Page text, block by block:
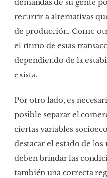
demandas de su gente
recurrir a alternativas
de producción. Como
el ritmo de estas
dependiendo de la
exista.
Por otro lado, es
posible separar el
ciertas variables
destacar el estado de
deben brindar las
también una correcta